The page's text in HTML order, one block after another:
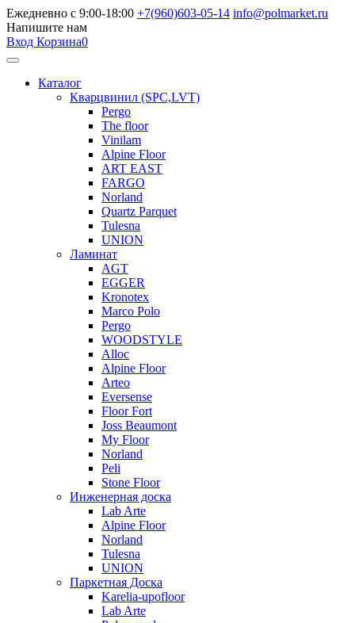
Ежедневно с 9:00-18:00 +7(960)603-05-14 info@polmarket.ru
Напишите нам
Вход Корзина0
Каталог
Кварцвинил (SPC,LVT)
Pergo
The floor
Vinilam
Alpine Floor
ART EAST
FARGO
Norland
Quartz Parquet
Tulesna
UNION
Ламинат
AGT
EGGER
Kronotex
Marco Polo
Pergo
WOODSTYLE
Alloc
Alpine Floor
Arteo
Eversense
Floor Fort
Joss Beaumont
My Floor
Norland
Peli
Stone Floor
Инженерная доска
Lab Arte
Alpine Floor
Norland
Tulesna
UNION
Паркетная Доска
Karelia-upofloor
Lab Arte